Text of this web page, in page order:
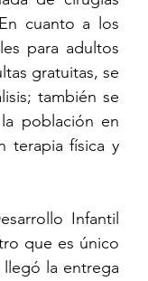
cuanto a los
para adultos
gratuitas, se
también se
población en
terapia física y
Infantil
que es único
la entrega